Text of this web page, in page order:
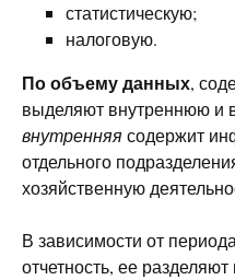
статистическую;
налоговую.
По объему данных,
выделяют внутреннюю и
внутренняясодержит
отдельного
хозяйственную
В зависимости от
отчетность, ее разделяют